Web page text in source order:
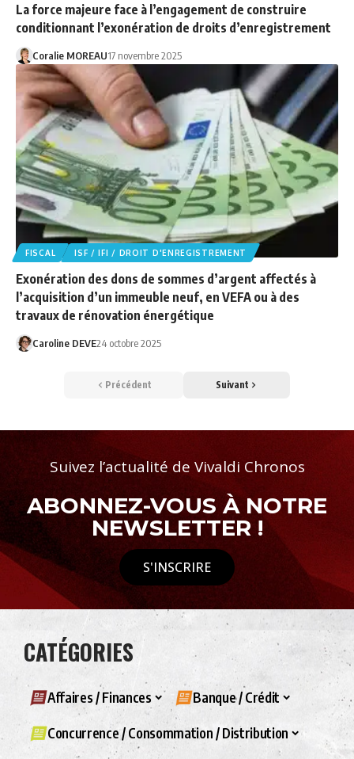
La force majeure face à l’engagement de construire
conditionnant l’exonération de droits d’enregistrement
Coralie MOREAU17 novembre 2025
FISCAL ISF / IFI / DROIT D'ENREGISTREMENT
Exonération des dons de sommes d’argent affectés à
l’acquisition d’un immeuble neuf, en VEFA ou à des
travaux de rénovation énergétique
Caroline DEVE24 octobre 2025
Précédent Suivant
Suivez l’actualité de Vivaldi Chronos
ABONNEZ-VOUS À NOTRE
NEWSLETTER !
S'INSCRIRE
CATÉGORIES
Affaires / Finances Banque / Crédit
Concurrence / Consommation / Distribution